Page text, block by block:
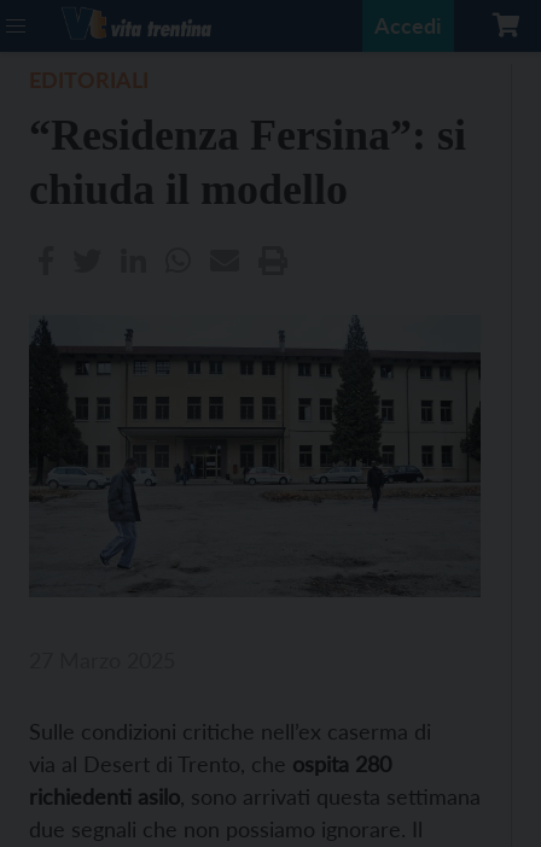
Accedi
“Residenza Fersina”: si
chiuda il modello
Sulle condizioni critiche nell’ex caserma di
via al Desert di Trento, che ospita 280
richiedenti asilo , sono arrivati questa settimana
due segnali che non possiamo ignorare. Il